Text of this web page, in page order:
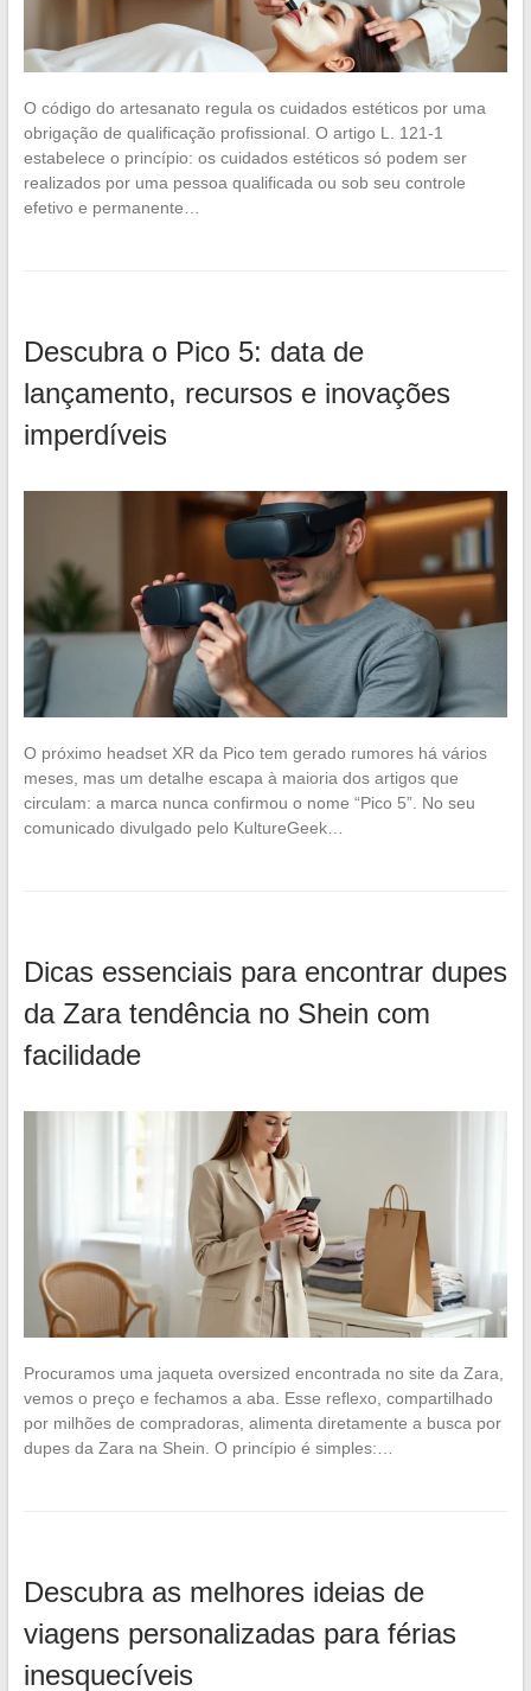
O código do artesanato regula os cuidados estéticos por uma
obrigação de qualificação profissional. O artigo L. 121-1
estabelece o princípio: os cuidados estéticos só podem ser
realizados por uma pessoa qualificada ou sob seu controle
efetivo e permanente…
Descubra o Pico 5: data de
lançamento, recursos e inovações
imperdíveis
O próximo headset XR da Pico tem gerado rumores há vários
meses, mas um detalhe escapa à maioria dos artigos que
circulam: a marca nunca confirmou o nome “Pico 5”. No seu
comunicado divulgado pelo KultureGeek…
Dicas essenciais para encontrar dupes
da Zara tendência no Shein com
facilidade
Procuramos uma jaqueta oversized encontrada no site da Zara,
vemos o preço e fechamos a aba. Esse reflexo, compartilhado
por milhões de compradoras, alimenta diretamente a busca por
dupes da Zara na Shein. O princípio é simples:…
Descubra as melhores ideias de
viagens personalizadas para férias
inesquecíveis